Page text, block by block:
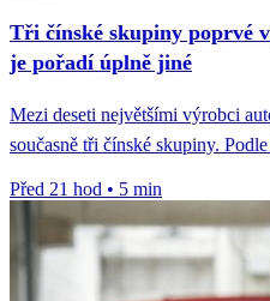
Tři čínské skupiny poprvé
je pořadí úplně jiné
Mezi deseti největšími výrobci
současně tři čínské skupiny.
Před 21 hod • 5 min